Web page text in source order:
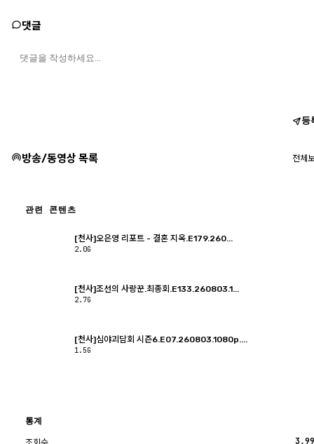
댓글
등
방송/동영상 목록 전체
관련 콘텐츠
[천사]오은영 리포트 - 결혼 지옥.E179.260...
2.0G
[천사]조선의 사랑꾼.최종회.E133.260803.1...
2.7G
[천사]심야괴담회 시즌6.E07.260803.1080p....
1.5G
통계